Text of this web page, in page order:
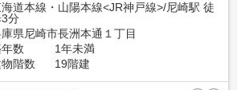
道本線・山陽本線<JR神戸線>/尼崎駅 徒
分
県尼崎市長洲本通１丁目
数
1年未満
階数
19階建